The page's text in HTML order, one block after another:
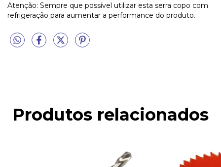
Atenção: Sempre que possível utilizar esta serra copo com
refrigeração para aumentar a performance do produto.
Produtos relacionados